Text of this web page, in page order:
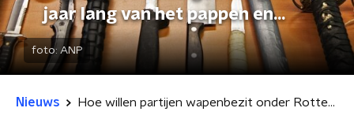
jaar lang van het pappen en
nathouden’
foto: ANP
Nieuws Hoe willen partijen wapenbezit onder Rotterdamse jongeren tegengaan? ‘Huidige college vier jaar lang van het pappen en nathouden’